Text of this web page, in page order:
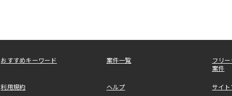
おすすめキーワード 案件一覧
フリ
案件
利用規約 ヘルプ サイ